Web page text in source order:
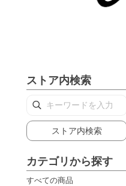
ストア内検索
ストア内検索
カテゴリから探す
すべての商品